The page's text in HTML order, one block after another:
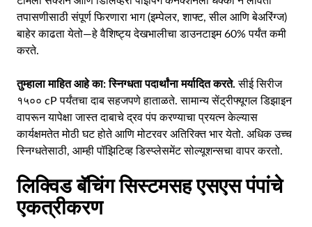
तपासणीसाठी संपूर्ण फिरणारा भाग (इम्पेलर, शाफ्ट, सील आणि बेअरिंग्ज)
बाहेर काढता येतो—हे वैशिष्ट्य देखभालीचा डाउनटाइम 60% पर्यंत कमी
करते.
तुम्हाला माहित आहे का: स्निग्धता पदार्थांना मर्यादित करते. सीई सिरीज
१५०० cP पर्यंतचा दाब सहजपणे हाताळते. सामान्य सेंट्रीफ्यूगल डिझाइन
वापरून यापेक्षा जास्त दाबाचे द्रव पंप करण्याचा प्रयत्न केल्यास
कार्यक्षमतेत मोठी घट होते आणि मोटरवर अतिरिक्त भार येतो. अधिक उच्च
स्निग्धतेसाठी, आम्ही पॉझिटिव्ह डिस्प्लेसमेंट सोल्यूशन्सचा वापर करतो.
लिक्विड बॅचिंग सिस्टमसह एसएस पंपांचे
एकत्रीकरण